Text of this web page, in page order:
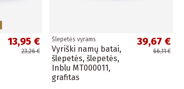
13,95 €
23,26 €
Šlepetės vyrams
Vyriški namų batai,
šlepetės, šlepetės,
Inblu MT000011,
grafitas
39,67 €
66,11 €